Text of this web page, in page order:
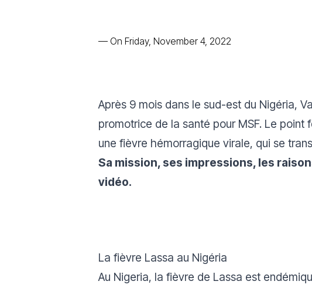
— On Friday, November 4, 2022
Après 9 mois dans le sud-est du Nigéria,
promotrice de la santé pour MSF. Le
une fièvre hémorragique virale, qui se
Sa mission, ses impressions, les
vidéo.
La fièvre Lassa au Nigéria
Au Nigeria, la fièvre de Lassa est